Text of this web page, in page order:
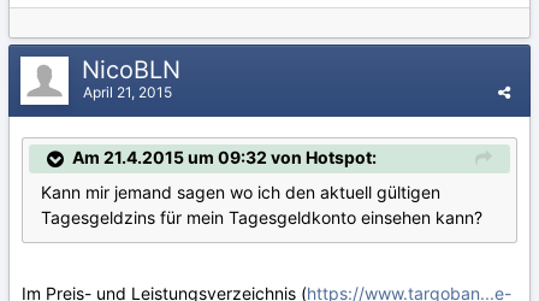
NicoBLN
April 21, 2015
Am 21.4.2015 um 09:32 von Hotspot:
Kann mir jemand sagen wo ich den aktuell gültigen
Tagesgeldzins für mein Tagesgeldkonto einsehen kann?
Im Preis- und Leistungsverzeichnis (https://www.targoban...e-